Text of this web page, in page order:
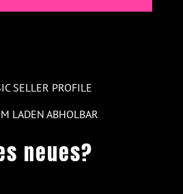
SELLER PROFILE
LADEN ABHOLBAR
neues?